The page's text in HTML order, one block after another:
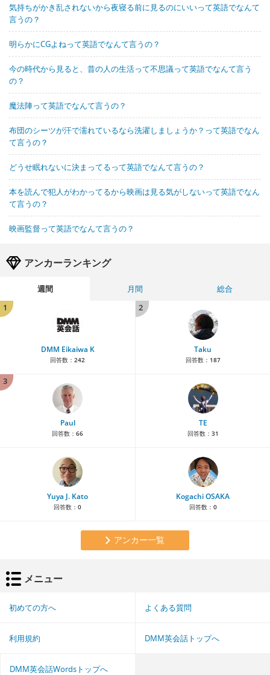
気持ちがかき乱されないから夜寝る前に見るのにいいって英語でなんて
言うの？
明らかにCGよねって英語でなんて言うの？
今の時代から見ると、昔の人の生活って不思議って英語でなんて言う
の？
魔法陣って英語でなんて言うの？
布団のシーツが汗で濡れているなら洗濯しましょうか？って英語でなん
て言うの？
どうせ眠れないに決まってるって英語でなんて言うの？
本を読んで犯人がわかってるから映画は見る気がしないって英語でなん
て言うの？
映画監督って英語でなんて言うの？
アンカーランキング
週間 月間
総合
1
DMM Eikaiwa K
回答数： 242
2
Taku
回答数： 187
3
Paul
回答数： 66
TE
回答数： 31
Yuya J. Kato
回答数： 0
Kogachi OSAKA
回答数： 0
アンカー一覧
メニュー
初めての方へ よくある質問
利用規約 DMM英会話トップへ
DMM英会話Wordsトップへ